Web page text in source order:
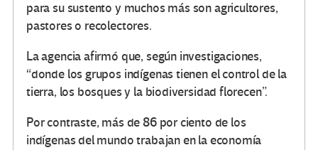
para su sustento y muchos más son agricultores,
pastores o recolectores.
La agencia afirmó que, según investigaciones,
“donde los grupos indígenas tienen el control de la
tierra, los bosques y la biodiversidad florecen”.
Por contraste, más de 86 por ciento de los
indígenas del mundo trabajan en la economía